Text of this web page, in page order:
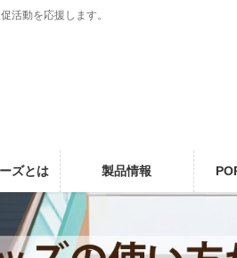
活動を応援します。
ズとは 製品情報